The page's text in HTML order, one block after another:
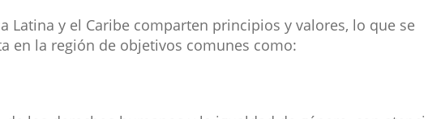
Latina y el Caribe comparten principios y valores, lo que se
en la región de objetivos comunes como: